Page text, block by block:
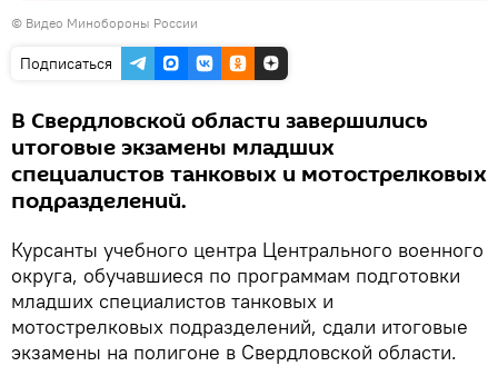
© Видео Минобороны России
Подписаться
В Свердловской области завершились
итоговые экзамены младших
специалистов танковых и мотострелковых
подразделений.
Курсанты учебного центра Центрального военного
округа, обучавшиеся по программам подготовки
младших специалистов танковых и
мотострелковых подразделений, сдали итоговые
экзамены на полигоне в Свердловской области.